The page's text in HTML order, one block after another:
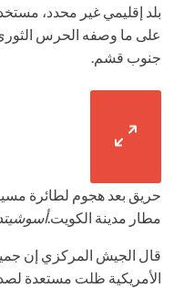
بلد إقليمي غير محدد،
على ما وصفه الحرس
جنوب قشم.
حريق بعد هجوم لطائرة
مطار مدينة الكويت.
قال الجيش المركزي إن
الأمريكية ظلت مستعدة لصد